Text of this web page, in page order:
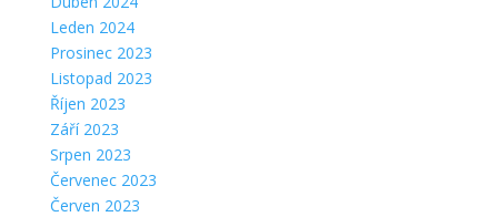
Leden 2024
Prosinec 2023
Listopad 2023
Říjen 2023
Září 2023
Srpen 2023
Červenec 2023
Červen 2023